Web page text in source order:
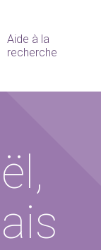
Aide à la
recherche